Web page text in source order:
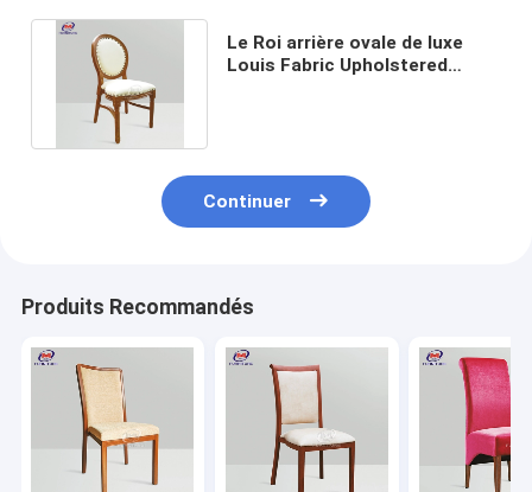
Le Roi arrière ovale de luxe
Louis Fabric Upholstered
Continuer
Produits Recommandés